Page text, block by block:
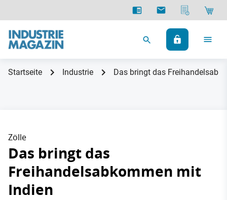
Startseite Industrie Das bringt das
Zölle
Das bringt das
Freihandelsabkommen mit
Indien